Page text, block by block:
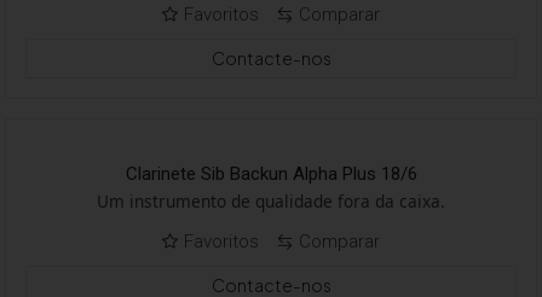
Favoritos
Comparar
Contacte-nos
Clarinete Sib Backun Alpha Plus 18/6
Um instrumento de qualidade fora da caixa.
Favoritos
Comparar
Contacte-nos